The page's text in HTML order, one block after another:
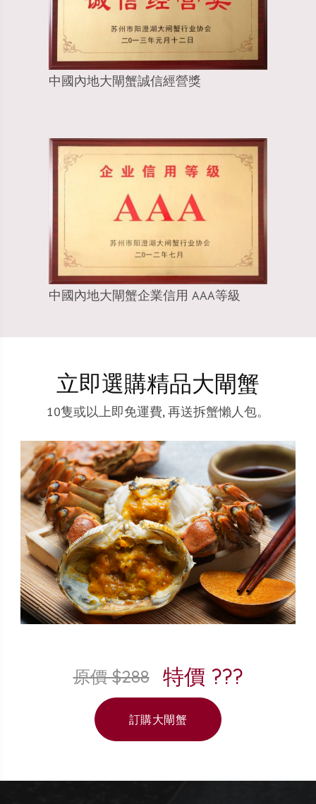
中國內地大閘蟹誠信經營獎
中國內地大閘蟹企業信用 AAA等級
立即選購精品大閘蟹
10隻或以上即免運費, 再送拆蟹懶人包。
原價 $288 特價 ???
訂購大閘蟹